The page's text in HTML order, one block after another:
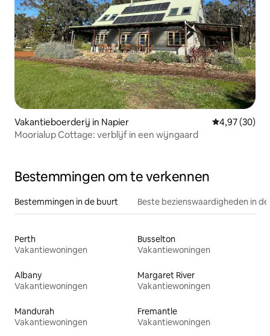
Vakantieboerderij in Napier Gemiddelde
4,97 (30)
Moorialup Cottage: verblijf in een wijngaard
Bestemmingen om te verkennen
Bestemmingen in de buurt Beste bezienswaardigheden in
Perth
Vakantiewoningen
Busselton
Vakantiewoningen
Albany
Vakantiewoningen
Margaret River
Vakantiewoningen
Mandurah
Vakantiewoningen
Fremantle
Vakantiewoningen